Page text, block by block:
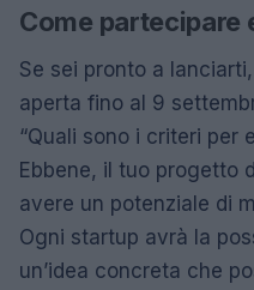
Come partecipare
Se sei pronto a
aperta fino al 9
“Quali sono i criteri per
Ebbene, il tuo progetto
avere un potenziale di
Ogni startup avrà la
un’idea concreta che